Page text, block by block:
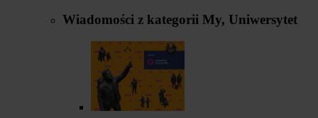
Wiadomości z kategorii My, Uniwersytet